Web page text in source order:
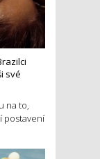
své
na to,
postavení